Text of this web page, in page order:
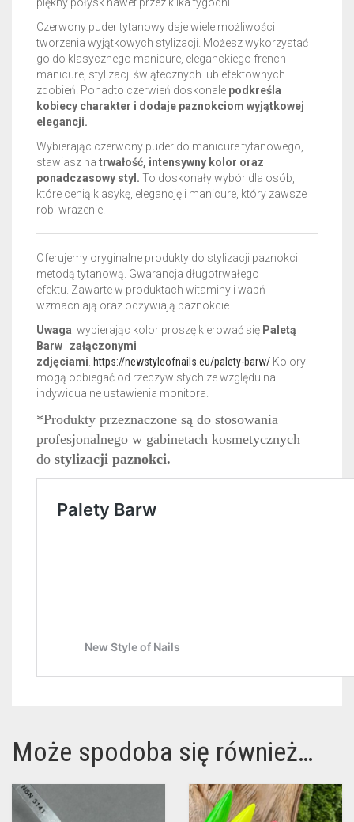
Czerwony puder tytanowy daje wiele możliwości
tworzenia wyjątkowych stylizacji. Możesz wykorzystać
go do klasycznego manicure, eleganckiego french
manicure, stylizacji świątecznych lub efektownych
zdobień. Ponadto czerwień doskonale podkreśla
kobiecy charakter i dodaje paznokciom wyjątkowej
elegancji.
Wybierając czerwony puder do manicure tytanowego,
stawiasz na trwałość, intensywny kolor oraz
ponadczasowy styl. To doskonały wybór dla osób,
które cenią klasykę, elegancję i manicure, który zawsze
robi wrażenie.
Oferujemy oryginalne produkty do stylizacji paznokci
metodą tytanową. Gwarancja długotrwałego
efektu. Zawarte w produktach witaminy i wapń
wzmacniają oraz odżywiają paznokcie.
Uwaga: wybierając kolor proszę kierować się Paletą
Barw i załączonymi
zdjęciami https://newstyleofnails.eu/palety-barw/ Kolory
mogą odbiegać od rzeczywistych ze względu na
indywidualne ustawienia monitora.
*Produkty przeznaczone są do stosowania
profesjonalnego w gabinetach kosmetycznych
do stylizacji paznokci.
Może spodoba się również…